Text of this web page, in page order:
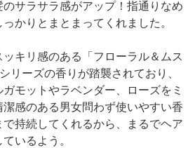
サラサラ感がアップ！指通りなめ
かりとまとまってくれました。
キリ感のある「フローラル＆ムス
リーズの香りが踏襲されており、
モットやラベンダー、ローズをミ
感のある男女問わず使いやすい香
持続してくれるから、まるでヘア
いるよう。